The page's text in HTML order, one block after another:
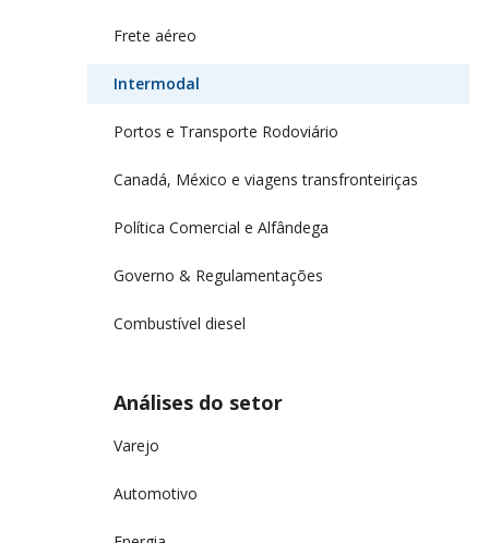
Frete aéreo
Intermodal
Portos e Transporte Rodoviário
Canadá, México e viagens transfronteiriças
Política Comercial e Alfândega
Governo & Regulamentações
Combustível diesel
Análises do setor
Varejo
Automotivo